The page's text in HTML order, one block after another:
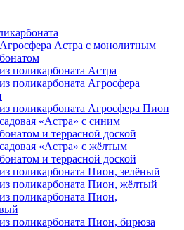
Астра с монолитным
поликарбоната Астра
поликарбоната Агросфера
поликарбоната Агросфера Пион
«Астра» с синим
и террасной доской
«Астра» с жёлтым
и террасной доской
поликарбоната Пион, зелёный
поликарбоната Пион, жёлтый
поликарбоната Пион,
поликарбоната Пион, бирюза